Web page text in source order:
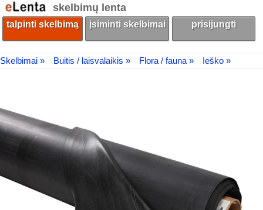
skelbimų lenta
talpinti skelbimą įsiminti skelbimai prisijungti
Skelbimai » Buitis / laisvalaikis » Flora / fauna » Ieško »